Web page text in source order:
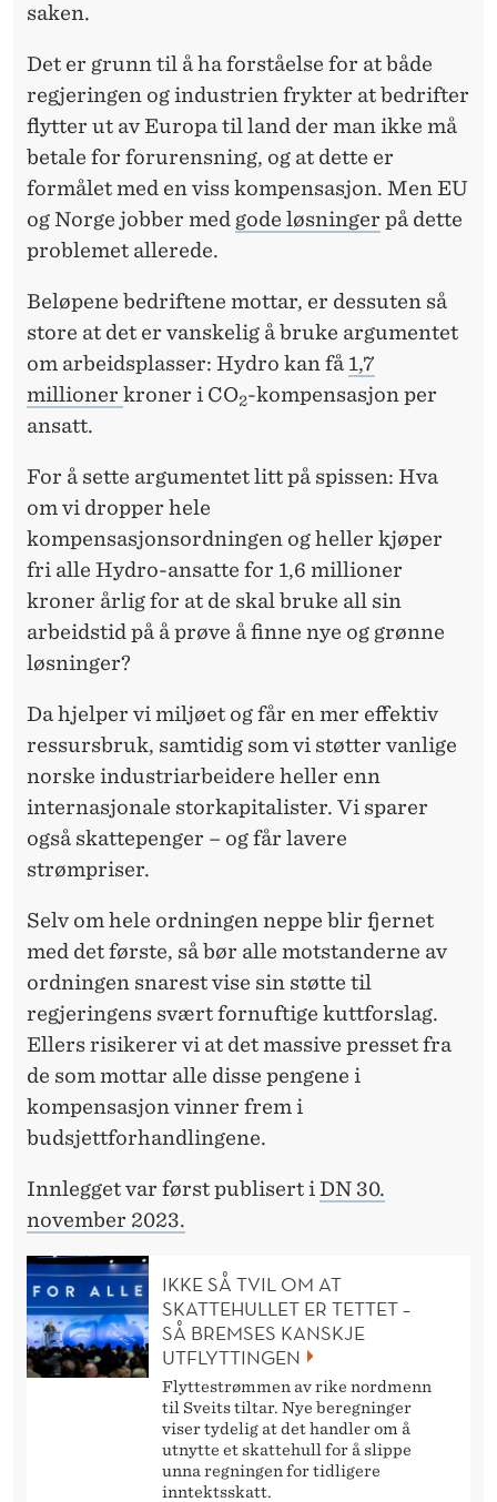
saken.
Det er grunn til å ha forståelse for at både
regjeringen og industrien frykter at bedrifter
flytter ut av Europa til land der man ikke må
betale for forurensning, og at dette er
formålet med en viss kompensasjon. Men EU
og Norge jobber med gode løsninger på dette
problemet allerede.
Beløpene bedriftene mottar, er dessuten så
store at det er vanskelig å bruke argumentet
om arbeidsplasser: Hydro kan få 1,7
millioner kroner i CO2-kompensasjon per
ansatt.
For å sette argumentet litt på spissen: Hva
om vi dropper hele
kompensasjonsordningen og heller kjøper
fri alle Hydro-ansatte for 1,6 millioner
kroner årlig for at de skal bruke all sin
arbeidstid på å prøve å finne nye og grønne
løsninger?
Da hjelper vi miljøet og får en mer effektiv
ressursbruk, samtidig som vi støtter vanlige
norske industriarbeidere heller enn
internasjonale storkapitalister. Vi sparer
også skattepenger – og får lavere
strømpriser.
Selv om hele ordningen neppe blir fjernet
med det første, så bør alle motstanderne av
ordningen snarest vise sin støtte til
regjeringens svært fornuftige kuttforslag.
Ellers risikerer vi at det massive presset fra
de som mottar alle disse pengene i
kompensasjon vinner frem i
budsjettforhandlingene.
Innlegget var først publisert iDN 30.
november 2023.
IKKE SÅ TVIL OM AT
SKATTEHULLET ER TETTET –
SÅ BREMSES KANSKJE
UTFLYTTINGEN
Flyttestrømmen av rike nordmenn
til Sveits tiltar. Nye beregninger
viser tydelig at det handler om å
utnytte et skattehull for å slippe
unna regningen for tidligere
inntektsskatt.